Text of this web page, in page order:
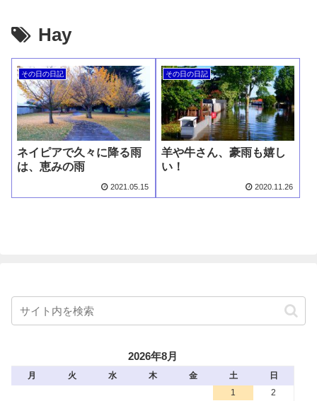
Hay
その日の日記
ネイピアで久々に降る雨
は、恵みの雨
2021.05.15
その日の日記
羊や牛さん、豪雨も嬉し
い！
2020.11.26
2026年8月
月 火 水 木 金 土
日
1
2